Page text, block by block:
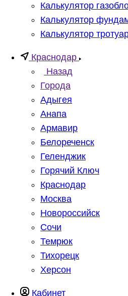
Калькулятор
Калькулятор
Калькулятор
Краснодар
Назад
Города
Адыгея
Анапа
Армавир
Белореченск
Геленджик
Горячий Ключ
Краснодар
Москва
Новороссийск
Сочи
Темрюк
Тихорецк
Херсон
Кабинет